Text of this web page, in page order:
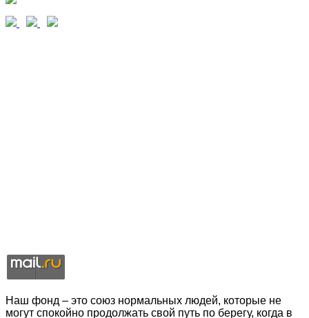
Наш фонд – это союз нормальных людей, которые не
могут спокойно продолжать свой путь по берегу, когда в